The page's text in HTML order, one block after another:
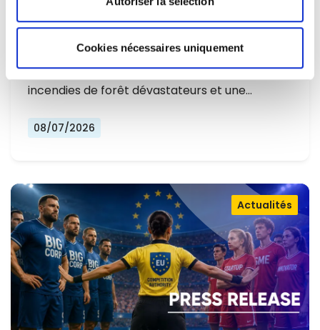
Cookies nécessaires uniquement
L'EUROPE NE PEUT PLUS SE
CONTENTER DE RÉAGIR ET DOIT SE
PRÉPARER
Alors que l'Europe connaît un nouvel été
marqué par des températures record, des
incendies de forêt dévastateurs et une…
08/07/2026
Actualités